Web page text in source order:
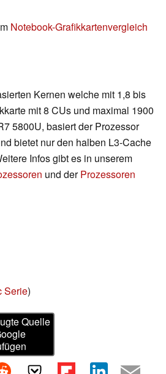
Notebook-Grafikkartenvergleich
Kernen welche mit 1,8 bis
mit 8 CUs und maximal 1900
5800U, basiert der Prozessor
bietet nur den halben L3-Cache
Infos gibt es in unserem
und derProzessoren
Serie)
Quelle